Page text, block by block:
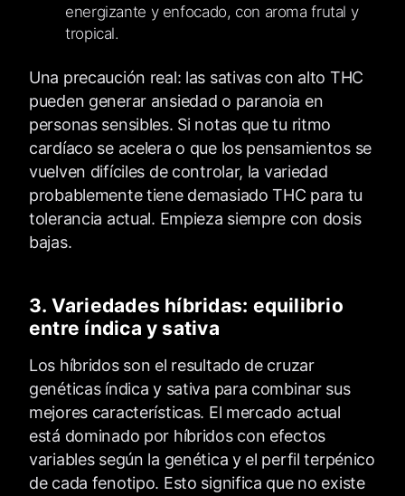
energizante y enfocado, con aroma frutal y
tropical.
Una precaución real: las sativas con alto THC
pueden generar ansiedad o paranoia en
personas sensibles. Si notas que tu ritmo
cardíaco se acelera o que los pensamientos se
vuelven difíciles de controlar, la variedad
probablemente tiene demasiado THC para tu
tolerancia actual. Empieza siempre con dosis
bajas.
3. Variedades híbridas: equilibrio
entre índica y sativa
Los híbridos son el resultado de cruzar
genéticas índica y sativa para combinar sus
mejores características. El mercado actual
está dominado por híbridos con efectos
variables según la genética y el perfil terpénico
de cada fenotipo. Esto significa que no existe